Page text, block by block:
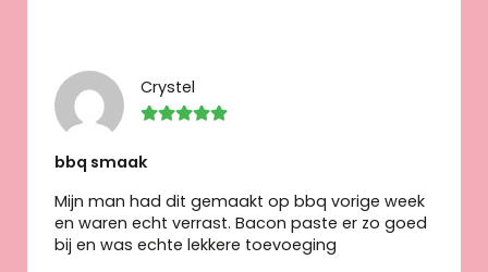
Crystel
bbq smaak
Mijn man had dit gemaakt op bbq vorige week
en waren echt verrast. Bacon paste er zo goed
bij en was echte lekkere toevoeging